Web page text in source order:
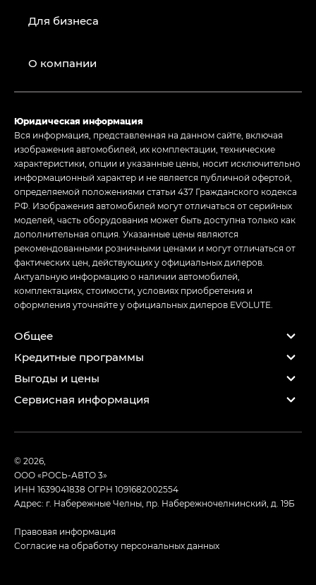
Для бизнеса
О компании
Юридическая информация
Вся информация, представленная на данном сайте, включая
изображения автомобилей, их комплектации, технические
характеристики, опции и указанные цены, носит исключительно
информационный характер и не является публичной офертой,
определяемой положениями статьи 437 Гражданского кодекса
РФ. Изображения автомобилей могут отличаться от серийных
моделей, часть оборудования может быть доступна только как
дополнительная опция. Указанные цены являются
рекомендованными розничными ценами и могут отличаться от
фактических цен, действующих у официальных дилеров.
Актуальную информацию о наличии автомобилей,
комплектациях, стоимости, условиях приобретения и
оформления уточняйте у официальных дилеров EVOLUTE.
Общее
Кредитные программы
Выгоды и цены
Сервисная информация
© 2026,
ООО «РОСЬ-АВТО 3»
ИНН 1639041838 ОГРН 1091682002554
Адрес: г. Набережные Челны, пр. Набережночелнинский, д. 19Б
Правовая информация
Согласие на обработку персональных данных